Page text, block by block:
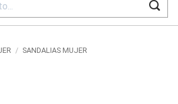
/ SANDALIAS MUJER